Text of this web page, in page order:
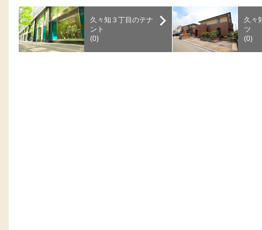
久々知３丁目のテナ
ント
(0)
久々
ツ
(0)